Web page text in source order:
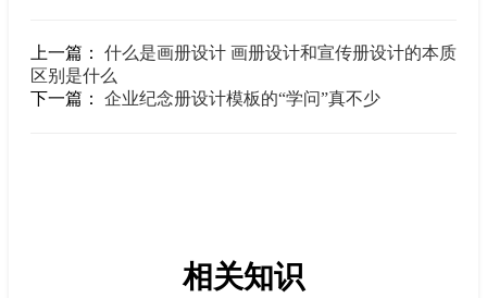
上一篇： 什么是画册设计 画册设计和宣传册设计的本质
区别是什么
下一篇： 企业纪念册设计模板的“学问”真不少
相关知识